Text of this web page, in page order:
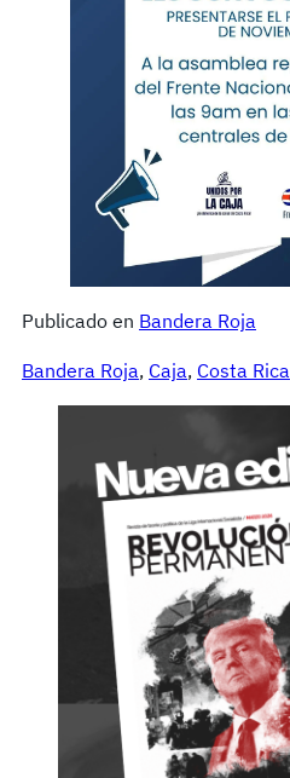
Publicado en Bandera Roja
Bandera Roja, Caja, Costa Rica